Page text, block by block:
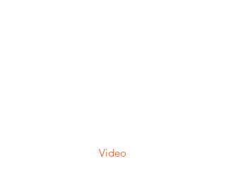
Video